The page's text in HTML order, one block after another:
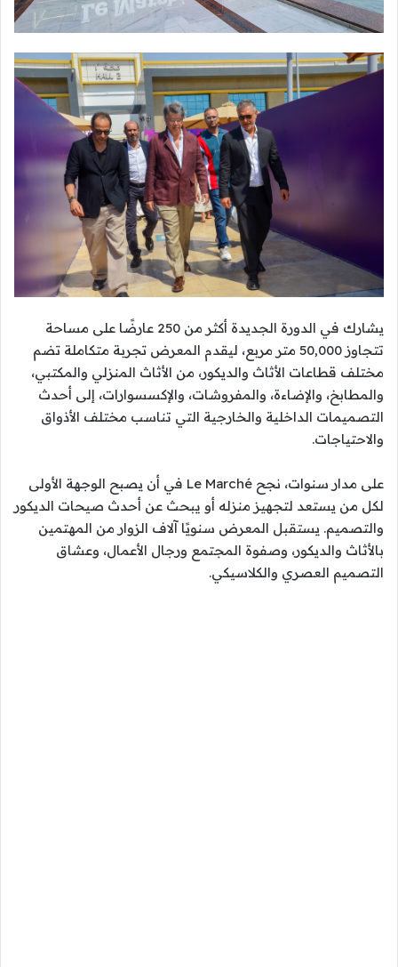
يشارك في الدورة الجديدة أكثر من 250 عارضًا على مساحة
تتجاوز 50,000 متر مربع، ليقدم المعرض تجربة متكاملة تضم
مختلف قطاعات الأثاث والديكور، من الأثاث المنزلي والمكتبي،
والمطابخ، والإضاءة، والمفروشات، والإكسسوارات، إلى أحدث
التصميمات الداخلية والخارجية التي تناسب مختلف الأذواق
والاحتياجات.
على مدار سنوات، نجح Le Marché في أن يصبح الوجهة الأولى
لكل من يستعد لتجهيز منزله أو يبحث عن أحدث صيحات الديكور
والتصميم. يستقبل المعرض سنويًا آلاف الزوار من المهتمين
بالأثاث والديكور، وصفوة المجتمع ورجال الأعمال، وعشاق
التصميم العصري والكلاسيكي.